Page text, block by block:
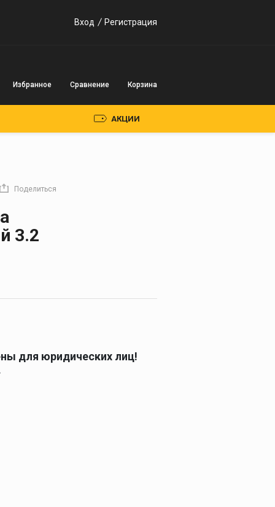
Вход Регистрация
Избранное Сравнение Корзина
устройства
типа
АКЦИИ
Поделиться
3.2
для юридических лиц!